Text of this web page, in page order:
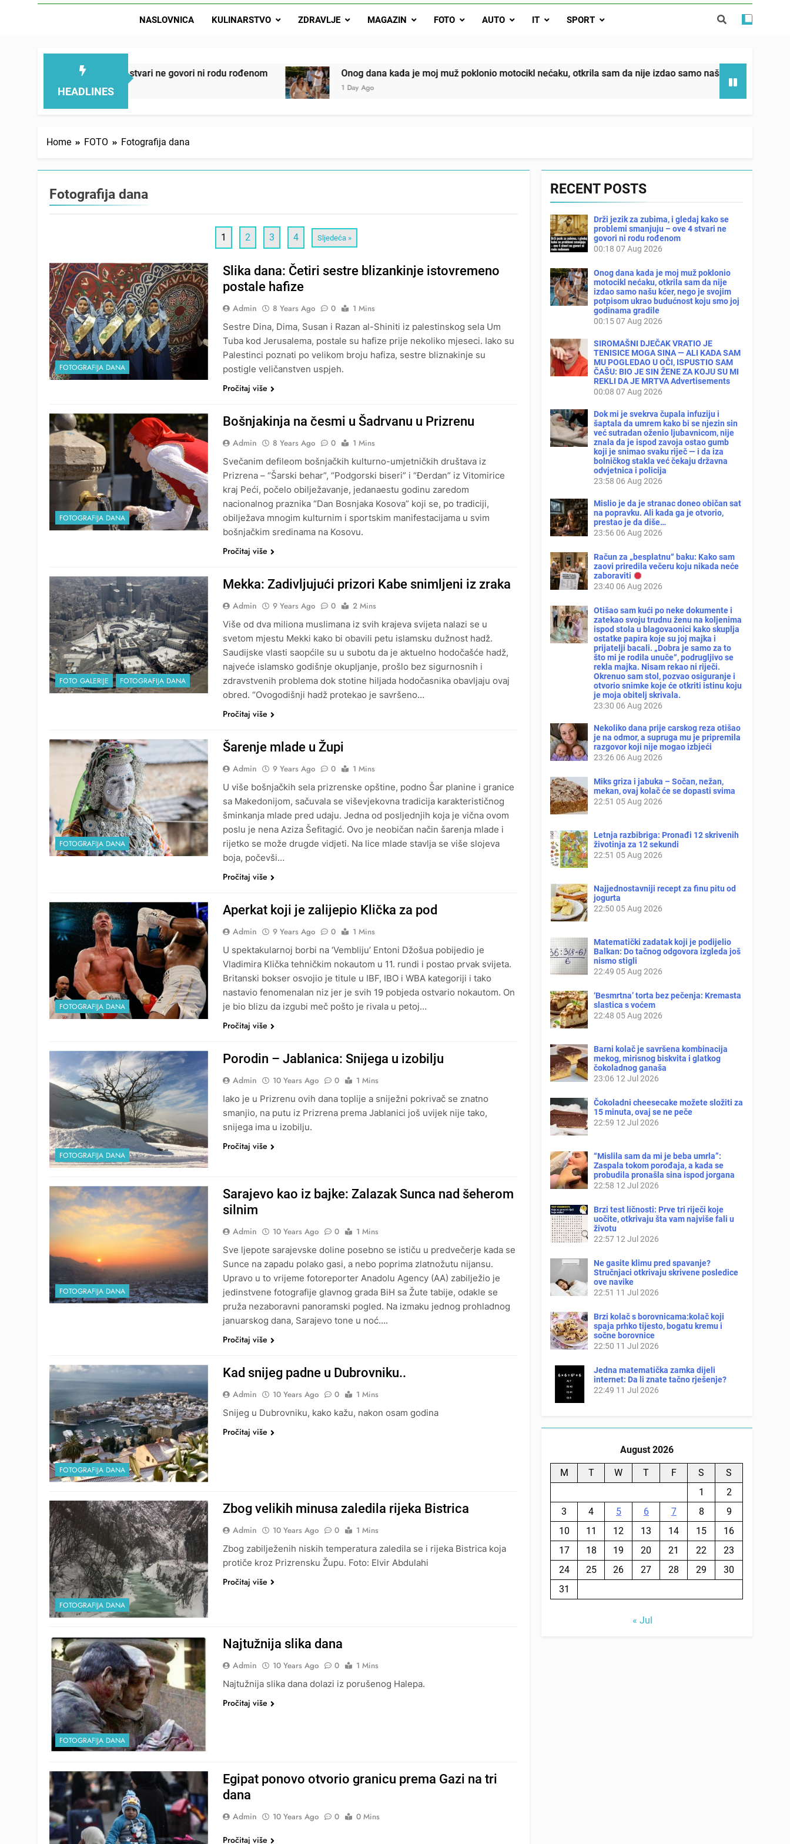
svojim potpisom ukrao budućnost koju smo joj godinama gradile
SIROMAŠNI DJEČAK VRATIO JE TENISICE MOGA SINA — ALI KADA SAM MU POGLEDAO U OČI, ISPUSTIO
državna odvjetnica i policija
NASLOVNICA KULINARSTVO ZDRAVLJE MAGAZIN FOTO AUTO IT SPORT
HEADLINES
ove 4 stvari ne govori ni rodu rođenom Onog dana kada je moj muž poklonio motocikl nećaku, otkrila sam da nije izdao samo našu kćer, nego je svojim potpisom
Home FOTO Fotografija dana
Fotografija dana
1 2 3 4 Sljedeća »
FOTOGRAFIJA DANA
Slika dana: Četiri sestre blizankinje istovremeno
postale hafize
Admin 8 Years Ago 0
1 Mins
Sestre Dina, Dima, Susan i Razan al-Shiniti iz palestinskog sela Um
Tuba kod Jerusalema, postale su hafize prije nekoliko mjeseci. Iako su
Palestinci poznati po velikom broju hafiza, sestre bliznakinje su
postigle veličanstven uspjeh.
Pročitaj više
FOTOGRAFIJA DANA
Bošnjakinja na česmi u Šadrvanu u Prizrenu
Admin 8 Years Ago 0
1 Mins
Svečanim defileom bošnjačkih kulturno-umjetničkih društava iz
Prizrena – “Šarski behar”, “Podgorski biseri” i “Đerdan” iz Vitomirice
kraj Peći, počelo obilježavanje, jedanaestu godinu zaredom
nacionalnog praznika “Dan Bosnjaka Kosova” koji se, po tradiciji,
obilježava mnogim kulturnim i sportskim manifestacijama u svim
bošnjačkim sredinama na Kosovu.
Pročitaj više
FOTO GALERIJE FOTOGRAFIJA DANA
Mekka: Zadivljujući prizori Kabe snimljeni iz zraka
Admin 9 Years Ago 0
2 Mins
Više od dva miliona muslimana iz svih krajeva svijeta nalazi se u
svetom mjestu Mekki kako bi obavili petu islamsku dužnost hadž.
Saudijske vlasti saopćile su u subotu da je aktuelno hodočašće hadž,
najveće islamsko godišnje okupljanje, prošlo bez sigurnosnih i
zdravstvenih problema dok stotine hiljada hodočasnika obavljaju ovaj
obred. “Ovogodišnji hadž protekao je savršeno…
Pročitaj više
FOTOGRAFIJA DANA
Šarenje mlade u Župi
Admin 9 Years Ago 0
1 Mins
U više bošnjačkih sela prizrenske opštine, podno Šar planine i granice
sa Makedonijom, sačuvala se viševjekovna tradicija karakterističnog
šminkanja mlade pred udaju. Jedna od posljednjih koja je vična ovom
poslu je nena Aziza Šefitagić. Ovo je neobičan način šarenja mlade i
rijetko se može drugde vidjeti. Na lice mlade stavlja se više slojeva
boja, počevši…
Pročitaj više
FOTOGRAFIJA DANA
Aperkat koji je zalijepio Klička za pod
Admin 9 Years Ago 0
1 Mins
U spektakularnoj borbi na ‘Vembliju’ Entoni Džošua pobijedio je
Vladimira Klička tehničkim nokautom u 11. rundi i postao prvak svijeta.
Britanski bokser osvojio je titule u IBF, IBO i WBA kategoriji i tako
nastavio fenomenalan niz jer je svih 19 pobjeda ostvario nokautom. On
je bio blizu da izgubi meč pošto je rivala u petoj…
Pročitaj više
FOTOGRAFIJA DANA
Porodin – Jablanica: Snijega u izobilju
Admin 10 Years Ago 0
1 Mins
Iako je u Prizrenu ovih dana toplije a sniježni pokrivač se znatno
smanjio, na putu iz Prizrena prema Jablanici još uvijek nije tako,
snijega ima u izobilju.
Pročitaj više
FOTOGRAFIJA DANA
Sarajevo kao iz bajke: Zalazak Sunca nad šeherom
silnim
Admin 10 Years Ago 0
1 Mins
Sve ljepote sarajevske doline posebno se ističu u predvečerje kada se
Sunce na zapadu polako gasi, a nebo poprima zlatnožutu nijansu.
Upravo u to vrijeme fotoreporter Anadolu Agency (AA) zabilježio je
jedinstvene fotografije glavnog grada BiH sa Žute tabije, odakle se
pruža nezaboravni panoramski pogled. Na izmaku jednog prohladnog
januarskog dana, Sarajevo tone u noć….
Pročitaj više
FOTOGRAFIJA DANA
Kad snijeg padne u Dubrovniku..
Admin 10 Years Ago 0
1 Mins
Snijeg u Dubrovniku, kako kažu, nakon osam godina
Pročitaj više
FOTOGRAFIJA DANA
Zbog velikih minusa zaledila rijeka Bistrica
Admin 10 Years Ago 0
1 Mins
Zbog zabilježenih niskih temperatura zaledila se i rijeka Bistrica koja
protiče kroz Prizrensku Župu. Foto: Elvir Abdulahi
Pročitaj više
FOTOGRAFIJA DANA
Najtužnija slika dana
Admin 10 Years Ago 0
1 Mins
Najtužnija slika dana dolazi iz porušenog Halepa.
Pročitaj više
Egipat ponovo otvorio granicu prema Gazi na tri
dana
Admin 10 Years Ago 0 0 Mins
Pročitaj više
RECENT POSTS
Drži jezik za zubima, i gledaj kako se
problemi smanjuju – ove 4 stvari ne
govori ni rodu rođenom
00:18 07 Aug 2026
Onog dana kada je moj muž poklonio
motocikl nećaku, otkrila sam da nije
izdao samo našu kćer, nego je svojim
potpisom ukrao budućnost koju smo joj
godinama gradile
00:15 07 Aug 2026
SIROMAŠNI DJEČAK VRATIO JE
TENISICE MOGA SINA — ALI KADA SAM
MU POGLEDAO U OČI, ISPUSTIO SAM
ČAŠU: BIO JE SIN ŽENE ZA KOJU SU MI
REKLI DA JE MRTVA Advertisements
00:08 07 Aug 2026
Dok mi je svekrva čupala infuziju i
šaptala da umrem kako bi se njezin sin
već sutradan oženio ljubavnicom, nije
znala da je ispod zavoja ostao gumb
koji je snimao svaku riječ — i da iza
bolničkog stakla već čekaju državna
odvjetnica i policija
23:58 06 Aug 2026
Mislio je da je stranac doneo običan sat
na popravku. Ali kada ga je otvorio,
prestao je da diše…
23:56 06 Aug 2026
Račun za „besplatnu“ baku: Kako sam
zaovi priredila večeru koju nikada neće
zaboraviti
23:40 06 Aug 2026
Otišao sam kući po neke dokumente i
zatekao svoju trudnu ženu na koljenima
ispod stola u blagovaonici kako skuplja
ostatke papira koje su joj majka i
prijatelji bacali. „Dobra je samo za to
što mi je rodila unuče“, podrugljivo se
rekla majka. Nisam rekao ni riječi.
Okrenuo sam stol, pozvao osiguranje i
otvorio snimke koje će otkriti istinu koju
je moja obitelj skrivala.
23:30 06 Aug 2026
Nekoliko dana prije carskog reza otišao
je na odmor, a supruga mu je pripremila
razgovor koji nije mogao izbjeći
23:26 06 Aug 2026
Miks griza i jabuka – Sočan, nežan,
mekan, ovaj kolač će se dopasti svima
22:51 05 Aug 2026
Letnja razbibriga: Pronađi 12 skrivenih
životinja za 12 sekundi
22:51 05 Aug 2026
Najjednostavniji recept za finu pitu od
jogurta
22:50 05 Aug 2026
Matematički zadatak koji je podijelio
Balkan: Do tačnog odgovora izgleda još
nismo stigli
22:49 05 Aug 2026
‘Besmrtna’ torta bez pečenja: Kremasta
slastica s voćem
22:48 05 Aug 2026
Barni kolač je savršena kombinacija
mekog, mirisnog biskvita i glatkog
čokoladnog ganaša
23:06 12 Jul 2026
Čokoladni cheesecake možete složiti za
15 minuta, ovaj se ne peče
22:59 12 Jul 2026
“Mislila sam da mi je beba umrla”:
Zaspala tokom porođaja, a kada se
probudila pronašla sina ispod jorgana
22:58 12 Jul 2026
Brzi test ličnosti: Prve tri riječi koje
uočite, otkrivaju šta vam najviše fali u
životu
22:57 12 Jul 2026
Ne gasite klimu pred spavanje?
Stručnjaci otkrivaju skrivene posledice
ove navike
22:51 11 Jul 2026
Brzi kolač s borovnicama:kolač koji
spaja prhko tijesto, bogatu kremu i
sočne borovnice
22:50 11 Jul 2026
Jedna matematička zamka dijeli
internet: Da li znate tačno rješenje?
22:49 11 Jul 2026
August 2026
M T W T F S
S
1
2
3
4 5 6 7 8
9
10
11 12 13 14 15
16
17
18 19 20 21 22
23
24
25 26 27 28 29
30
31
« Jul